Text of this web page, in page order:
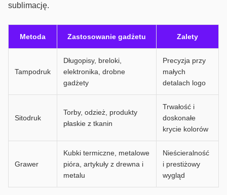
sublimację.
Metoda Zastosowanie gadżetu Zalety
Tampodruk
Długopisy, breloki,
elektronika, drobne
gadżety
Precyzja przy
małych
detalach logo
Sitodruk
Torby, odzież, produkty
płaskie z tkanin
Trwałość i
doskonałe
krycie kolorów
Grawer
Kubki termiczne, metalowe
pióra, artykuły z drewna i
metalu
Nieścieralność
i prestiżowy
wygląd